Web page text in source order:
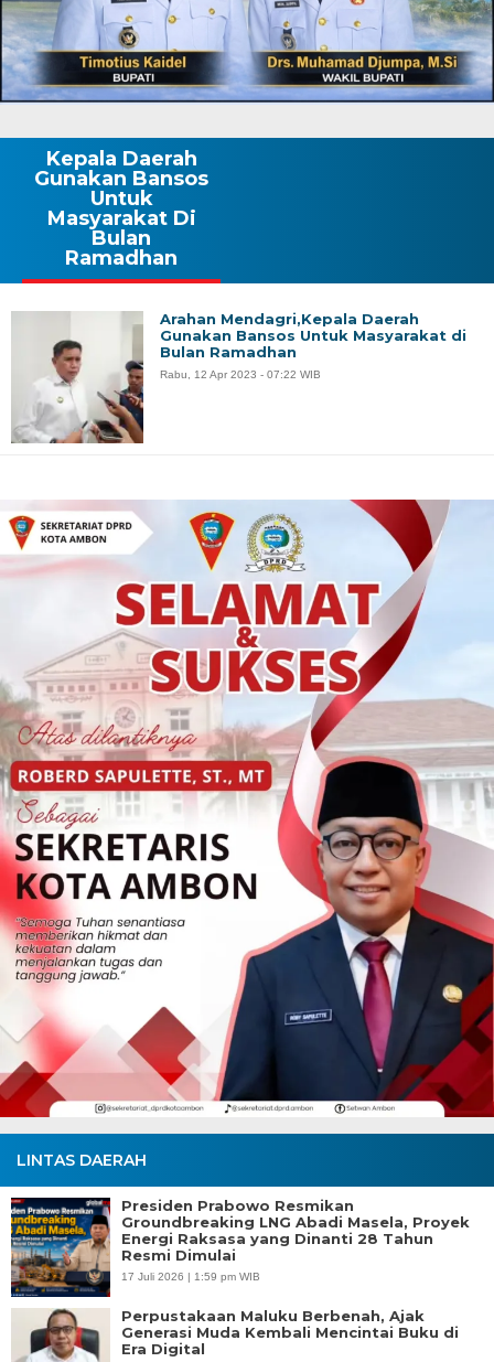
LINTAS DAERAH
Presiden Prabowo Resmikan
Groundbreaking LNG Abadi Masela, Proyek
Energi Raksasa yang Dinanti 28 Tahun
Resmi Dimulai
17 Juli 2026 | 1:59 pm WIB
Perpustakaan Maluku Berbenah, Ajak
Generasi Muda Kembali Mencintai Buku di
Era Digital
Kepala Daerah
Gunakan Bansos
Untuk
Masyarakat Di
Bulan
Ramadhan
Arahan Mendagri,Kepala Daerah
Gunakan Bansos Untuk Masyarakat di
Bulan Ramadhan
Rabu, 12 Apr 2023 - 07:22 WIB